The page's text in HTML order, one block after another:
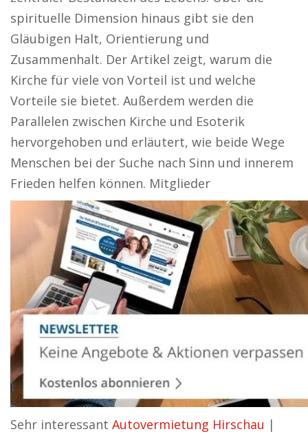
spirituelle Dimension hinaus gibt sie den
Gläubigen Halt, Orientierung und
Zusammenhalt. Der Artikel zeigt, warum die
Kirche für viele von Vorteil ist und welche
Vorteile sie bietet. Außerdem werden die
Parallelen zwischen Kirche und Esoterik
hervorgehoben und erläutert, wie beide Wege
Menschen bei der Suche nach Sinn und innerem
Frieden helfen können. Mitglieder
Sehr interessant Autovermietung Hirschau |